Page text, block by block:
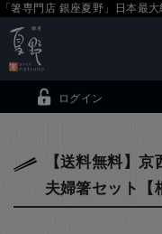
「箸専門店 銀座夏野」日本最
箸（贈答用・自宅用）
ログイン
【送料無料】
夫婦箸セット【